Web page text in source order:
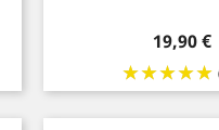
Prix
19,90 €